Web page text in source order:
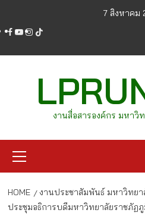
content
7 สิงหาคม
facebook
youtube
instagram
tiktok
งานสื่อสารองค์กร มหาวิ
Menu
HOME งานประชาสัมพันธ์ มหาวิทยา
ประชุมอธิการบดีมหาวิทยาลัยราชภัฏ